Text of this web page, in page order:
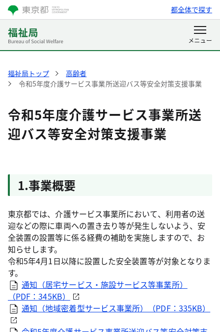
都全体で探す
福祉局トップ
高齢者
令和5年度介護サービス事業所送迎バス等安全対策支援事業
令和5年度介護サービス事業所送
迎バス等安全対策支援事業
1.事業概要
東京都では、介護サービス事業所において、利用者の送
迎などの際に車両への置き去り等が発生しないよう、安
全装置の設置等に係る経費の補助を実施しますので、お
知らせします。
令和5年4月1日以降に設置した安全装置等が対象となりま
す。
通知（居宅サービス・施設サービス等事業所）
（PDF：345KB）
通知（地域密着型サービス事業所）（PDF：335KB）